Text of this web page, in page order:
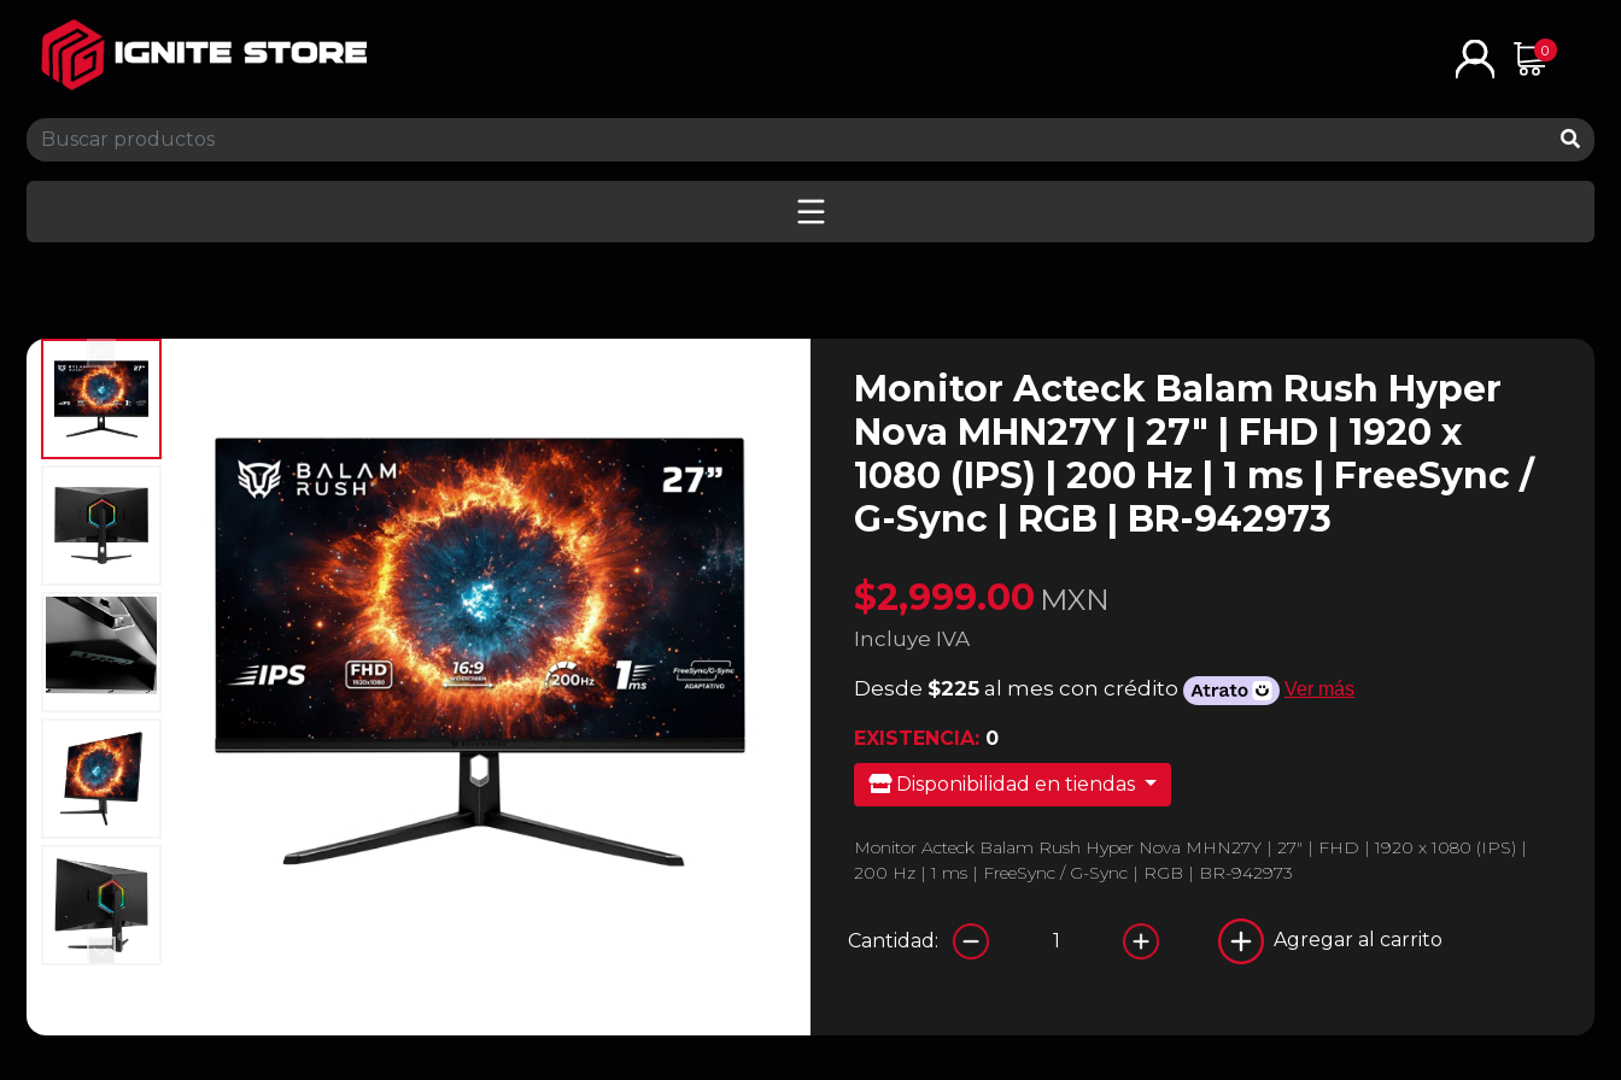
0
Monitor Acteck Balam Rush Hyper
Nova MHN27Y | 27" | FHD | 1920 x
1080 (IPS) | 200 Hz | 1 ms | FreeSync /
G-Sync | RGB | BR-942973
$2,999.00 MXN
Incluye IVA
Desde $225 al mes con crédito Ver más
EXISTENCIA: 0
Disponibilidad en tiendas
Monitor Acteck Balam Rush Hyper Nova MHN27Y | 27" | FHD | 1920 x 1080 (IPS) |
200 Hz | 1 ms | FreeSync / G-Sync | RGB | BR-942973
Cantidad: Agregar al carrito